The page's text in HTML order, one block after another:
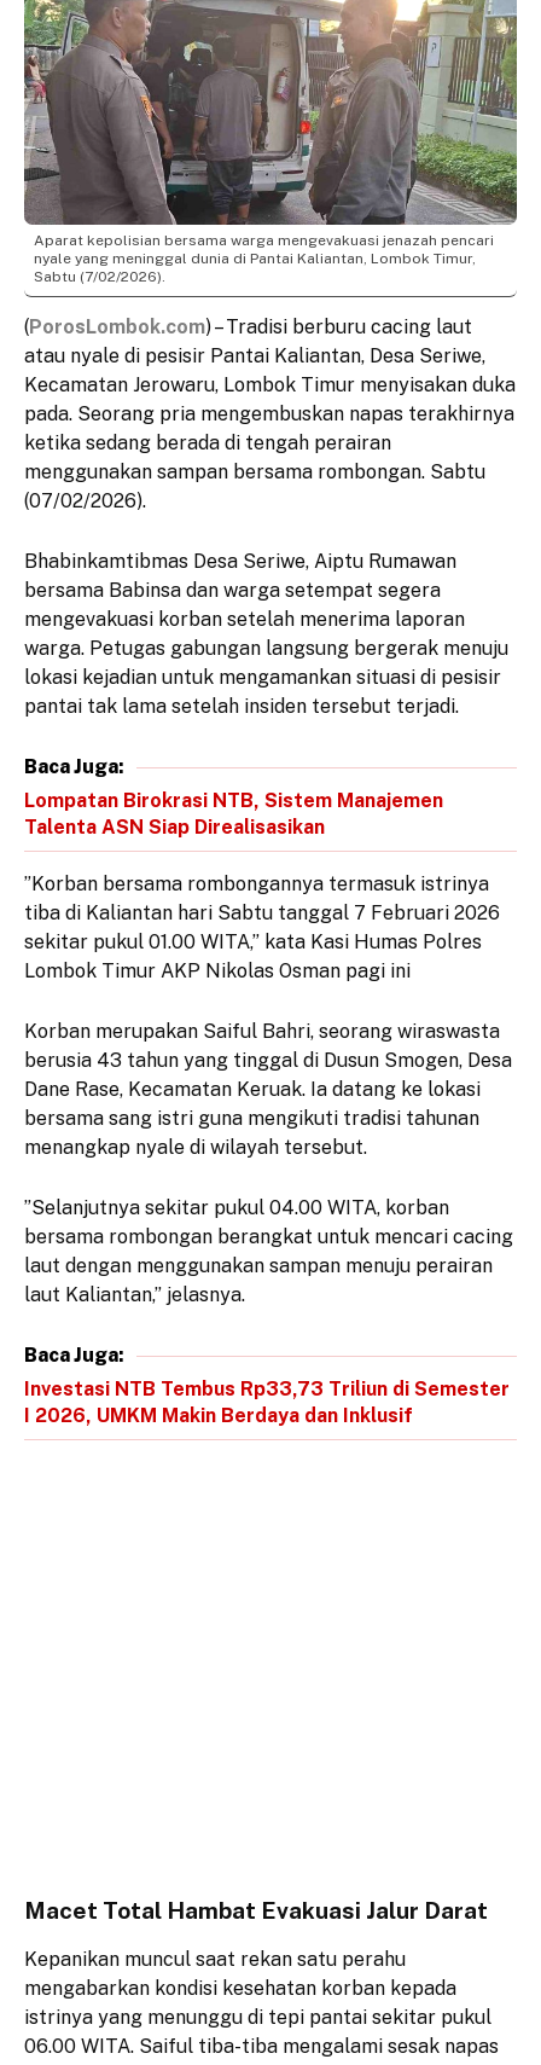
Aparat kepolisian bersama warga mengevakuasi jenazah pencari
nyale yang meninggal dunia di Pantai Kaliantan, Lombok Timur,
Sabtu (7/02/2026).
(PorosLombok.com) – Tradisi berburu cacing laut
atau nyale di pesisir Pantai Kaliantan, Desa Seriwe,
Kecamatan Jerowaru, Lombok Timur menyisakan duka
pada. Seorang pria mengembuskan napas terakhirnya
ketika sedang berada di tengah perairan
menggunakan sampan bersama rombongan. Sabtu
(07/02/2026).
​Bhabinkamtibmas Desa Seriwe, Aiptu Rumawan
bersama Babinsa dan warga setempat segera
mengevakuasi korban setelah menerima laporan
warga. Petugas gabungan langsung bergerak menuju
lokasi kejadian untuk mengamankan situasi di pesisir
pantai tak lama setelah insiden tersebut terjadi.
Baca Juga:
Lompatan Birokrasi NTB, Sistem Manajemen
Talenta ASN Siap Direalisasikan
​”Korban bersama rombongannya termasuk istrinya
tiba di Kaliantan hari Sabtu tanggal 7 Februari 2026
sekitar pukul 01.00 WITA,” kata Kasi Humas Polres
Lombok Timur AKP Nikolas Osman pagi ini
​Korban merupakan Saiful Bahri, seorang wiraswasta
berusia 43 tahun yang tinggal di Dusun Smogen, Desa
Dane Rase, Kecamatan Keruak. Ia datang ke lokasi
bersama sang istri guna mengikuti tradisi tahunan
menangkap nyale di wilayah tersebut.
​”Selanjutnya sekitar pukul 04.00 WITA, korban
bersama rombongan berangkat untuk mencari cacing
laut dengan menggunakan sampan menuju perairan
laut Kaliantan,” jelasnya.
Baca Juga:
Investasi NTB Tembus Rp33,73 Triliun di Semester
I 2026, UMKM Makin Berdaya dan Inklusif
​Macet Total Hambat Evakuasi Jalur Darat
​Kepanikan muncul saat rekan satu perahu
mengabarkan kondisi kesehatan korban kepada
istrinya yang menunggu di tepi pantai sekitar pukul
06.00 WITA. Saiful tiba-tiba mengalami sesak napas